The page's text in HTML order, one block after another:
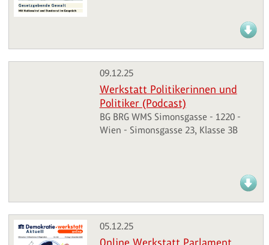
09.12.25
Werkstatt Politikerinnen und
Politiker (Podcast)
BG BRG WMS Simonsgasse - 1220 -
Wien - Simonsgasse 23, Klasse 3B
05.12.25